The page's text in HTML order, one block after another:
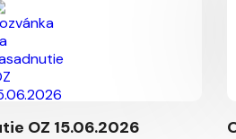
OZ 15.06.2026